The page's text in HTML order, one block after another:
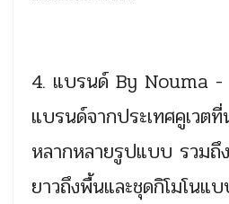
4. แบรนด์ By Nouma
แบรนด์จากประเทศคูเวต
หลากหลายรูปแบบ รวมถึ
ยาวถึงพื้นและชุดกิโมโนแบ